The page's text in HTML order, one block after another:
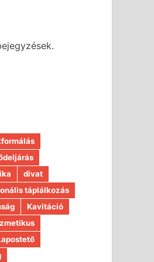
divat
táplálkozás
Kavitáció